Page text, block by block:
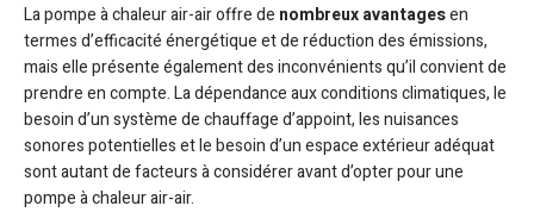
La pompe à chaleur air-air offre de nombreux avantagesen
termes d’efficacité énergétique et de réduction des émissions,
mais elle présente également des inconvénients qu’il convient de
prendre en compte. La dépendance aux conditions climatiques, le
besoin d’un système de chauffage d’appoint, les nuisances
sonores potentielles et le besoin d’un espace extérieur adéquat
sont autant de facteurs à considérer avant d’opter pour une
pompe à chaleur air-air.